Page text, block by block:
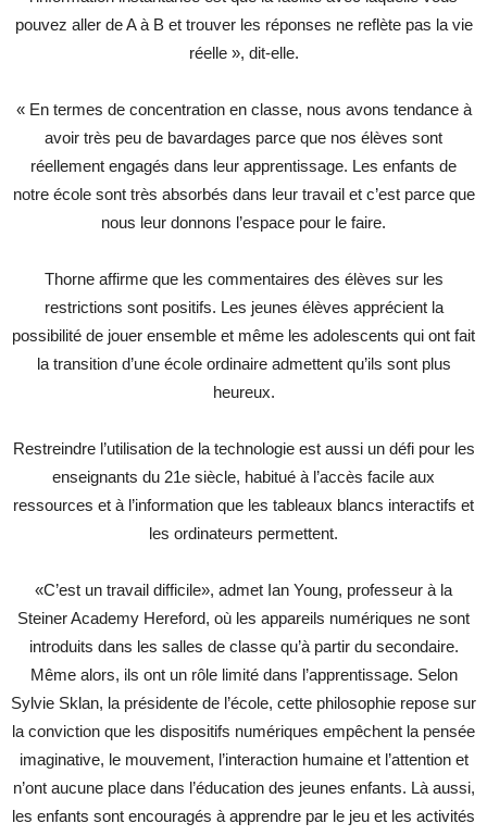
pouvez aller de A à B et trouver les réponses ne reflète pas la vie
réelle », dit-elle.
« En termes de concentration en classe, nous avons tendance à
avoir très peu de bavardages parce que nos élèves sont
réellement engagés dans leur apprentissage. Les enfants de
notre école sont très absorbés dans leur travail et c’est parce que
nous leur donnons l’espace pour le faire.
Thorne affirme que les commentaires des élèves sur les
restrictions sont positifs. Les jeunes élèves apprécient la
possibilité de jouer ensemble et même les adolescents qui ont fait
la transition d’une école ordinaire admettent qu’ils sont plus
heureux.
Restreindre l’utilisation de la technologie est aussi un défi pour les
enseignants du 21e siècle, habitué à l’accès facile aux
ressources et à l’information que les tableaux blancs interactifs et
les ordinateurs permettent.
«C’est un travail difficile», admet Ian Young, professeur à la
Steiner Academy Hereford, où les appareils numériques ne sont
introduits dans les salles de classe qu’à partir du secondaire.
Même alors, ils ont un rôle limité dans l’apprentissage. Selon
Sylvie Sklan, la présidente de l’école, cette philosophie repose sur
la conviction que les dispositifs numériques empêchent la pensée
imaginative, le mouvement, l’interaction humaine et l’attention et
n’ont aucune place dans l’éducation des jeunes enfants. Là aussi,
les enfants sont encouragés à apprendre par le jeu et les activités